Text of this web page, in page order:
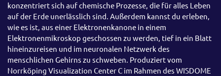
konzentriert sich auf chemische Prozesse, die für alles Leben
auf der Erde unerlässlich sind. Außerdem kannst du erleben,
wie es ist, aus einer Elektronenkanone in einem
Elektronenmikroskop geschossen zu werden, tief in ein Blatt
hineinzureisen und im neuronalen Netzwerk des
menschlichen Gehirns zu schweben. Produziert vom
Norrköping Visualization Center C im Rahmen des WISDOME